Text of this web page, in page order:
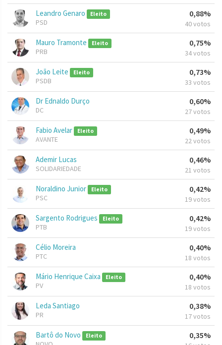
Leandro Genaro Eleito
PSD
0,88%
40 votos
Mauro Tramonte Eleito
PRB
0,75%
34 votos
João Leite Eleito
PSDB
0,73%
33 votos
Dr Ednaldo Durço
DC
0,60%
27 votos
Fabio Avelar Eleito
AVANTE
0,49%
22 votos
Ademir Lucas
SOLIDARIEDADE
0,46%
21 votos
Noraldino Junior Eleito
PSC
0,42%
19 votos
Sargento Rodrigues Eleito
PTB
0,42%
19 votos
Célio Moreira
PTC
0,40%
18 votos
Mário Henrique Caixa Eleito
PV
0,40%
18 votos
Leda Santiago
PR
0,38%
17 votos
Bartô do Novo Eleito 0,35%